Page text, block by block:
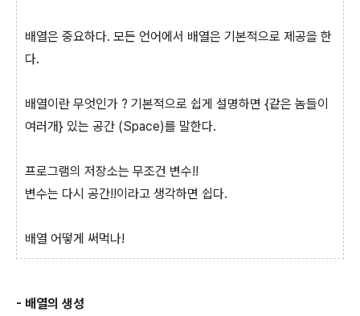
배열은 중요하다. 모든 언어에서 배열은 기본적으로 제공을 한
다.
배열이란 무엇인가 ? 기본적으로 쉽게 설명하면 {같은 놈들이
여러개} 있는 공간 (Space)를 말한다.
프로그램의 저장소는 무조건 변수!!
변수는 다시 공간!!이라고 생각하면 쉽다.
배열 어떻게 써먹나!
- 배열의 생성